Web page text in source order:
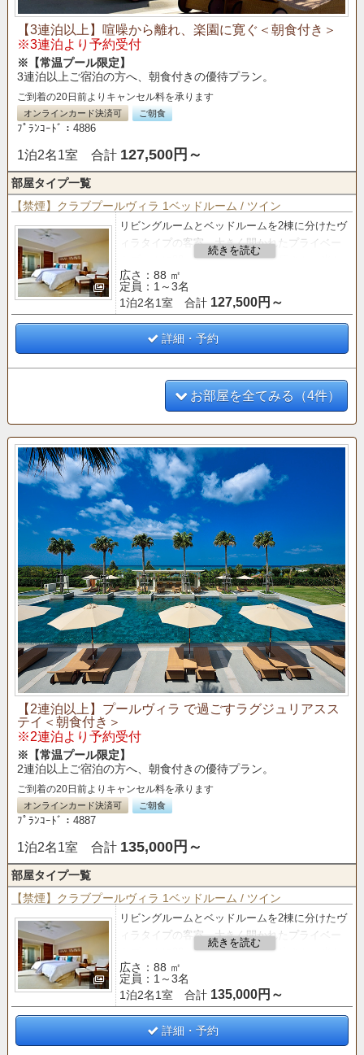
【3連泊以上】喧噪から離れ、楽園に寛ぐ＜朝食付き＞
※3連泊より予約受付
※【常温プール限定】
3連泊以上ご宿泊の方へ、朝食付きの優待プラン。
ご到着の20日前よりキャンセル料を承ります
オンラインカード決済可 ご朝食
ﾌﾟﾗﾝｺｰﾄﾞ：4886
1泊2名1室 合計 127,500円～
部屋タイプ一覧
【禁煙】クラブプールヴィラ 1ベッドルーム / ツイン
リビングルームとベッドルームを2棟に分けたヴ
ィラタイプの客室。大きく開かれたプライベー
トプールに88㎡のゆったりとした広さと、光と
風が通り抜けるオープンエアな空間が魅力。
【クラブサービスのご案内】
○ティータイム（14:00～16:00）
○アペリティフタイム（17:00～19:00）
広さ：88 ㎡
定員：1～3名
1泊2名1室 合計 127,500円～
詳細・予約
お部屋を全てみる（4件）
【2連泊以上】プールヴィラ で過ごすラグジュリアスス
テイ＜朝食付き＞
※2連泊より予約受付
※【常温プール限定】
2連泊以上ご宿泊の方へ、朝食付きの優待プラン。
ご到着の20日前よりキャンセル料を承ります
オンラインカード決済可 ご朝食
ﾌﾟﾗﾝｺｰﾄﾞ：4887
1泊2名1室 合計 135,000円～
部屋タイプ一覧
【禁煙】クラブプールヴィラ 1ベッドルーム / ツイン
リビングルームとベッドルームを2棟に分けたヴ
ィラタイプの客室。大きく開かれたプライベー
トプールに88㎡のゆったりとした広さと、光と
風が通り抜けるオープンエアな空間が魅力。
【クラブサービスのご案内】
○ティータイム（14:00～16:00）
○アペリティフタイム（17:00～19:00）
広さ：88 ㎡
定員：1～3名
1泊2名1室 合計 135,000円～
詳細・予約